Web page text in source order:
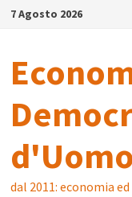
Skip7 Agosto 2026
d'Uomo
dal 2011: economia